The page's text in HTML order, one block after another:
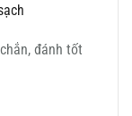
đánh tốt